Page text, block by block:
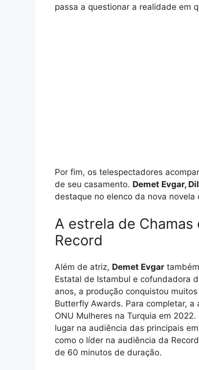
passa a questionar a realidade em
Por fim, os telespectadores
de seu casamento. Demet Evgar,
destaque no elenco da nova novela
A estrela de
Record
Além de atriz, Demet Evgar
Estatal de Istambul e cofundadora
anos, a produção conquistou
Butterfly Awards. Para completar,
ONU Mulheres na Turquia em 2022.
lugar na audiência das principais
como o líder na audiência da
de 60 minutos de duração.